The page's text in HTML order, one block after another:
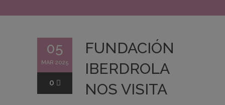
05
MAR 2025
0
FUNDACIÓN
IBERDROLA
NOS VISITA